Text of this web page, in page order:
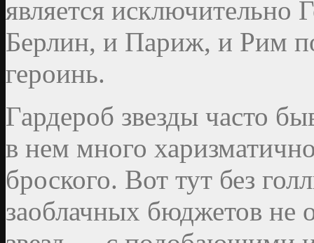
является исключительно
Берлин, и Париж, и Рим
героинь.
Гардероб звезды часто
в нем много
броского. Вот тут без
заоблачных бюджетов не